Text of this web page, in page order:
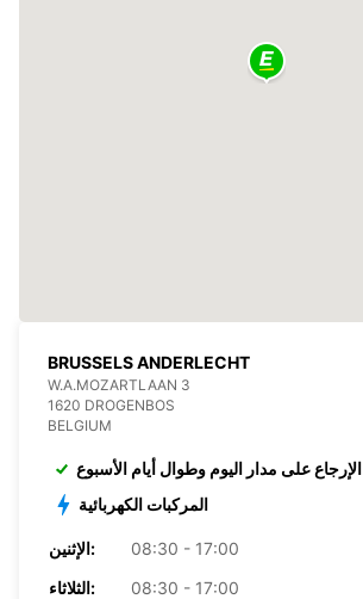
BRUSSELS ANDERLECHT
W.A.MOZARTLAAN 3
1620 DROGENBOS
BELGIUM
الإرجاع على مدار اليوم وطوال أيام الأسبوع
المركبات الكهربائية
الإثنين:
08:30 - 17:00
الثلاثاء:
08:30 - 17:00